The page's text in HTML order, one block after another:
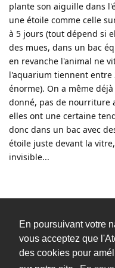
En poursuivant votre
vous acceptez que
des cookies pour
plante son aiguille dans
une étoile comme celle
à 5 jours (tout dépend si
des mues, dans un bac
en revanche l'animal ne
l'aquarium tiennent entre
énorme). On a même
donné, pas de nourriture
elles ont une certaine
donc dans un bac avec
étoile juste devant la
invisible...
Répondre…